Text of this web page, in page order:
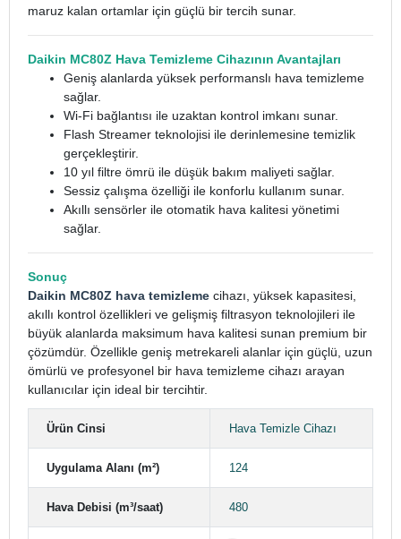
maruz kalan ortamlar için güçlü bir tercih sunar.
Daikin MC80Z Hava Temizleme Cihazının Avantajları
Geniş alanlarda yüksek performanslı hava temizleme
sağlar.
Wi-Fi bağlantısı ile uzaktan kontrol imkanı sunar.
Flash Streamer teknolojisi ile derinlemesine temizlik
gerçekleştirir.
10 yıl filtre ömrü ile düşük bakım maliyeti sağlar.
Sessiz çalışma özelliği ile konforlu kullanım sunar.
Akıllı sensörler ile otomatik hava kalitesi yönetimi
sağlar.
Sonuç
Daikin MC80Z hava temizleme cihazı, yüksek kapasitesi,
akıllı kontrol özellikleri ve gelişmiş filtrasyon teknolojileri ile
büyük alanlarda maksimum hava kalitesi sunan premium bir
çözümdür. Özellikle geniş metrekareli alanlar için güçlü, uzun
ömürlü ve profesyonel bir hava temizleme cihazı arayan
kullanıcılar için ideal bir tercihtir.
Ürün Cinsi Hava Temizle Cihazı
Uygulama Alanı (m²) 124
Hava Debisi (m³/saat) 480